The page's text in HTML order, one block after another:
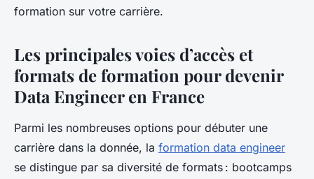
formation sur votre carrière.
Les principales voies d’accès et
formats de formation pour devenir
Data Engineer en France
Parmi les nombreuses options pour débuter une
carrière dans la donnée, la formation data engineer
se distingue par sa diversité de formats : bootcamps